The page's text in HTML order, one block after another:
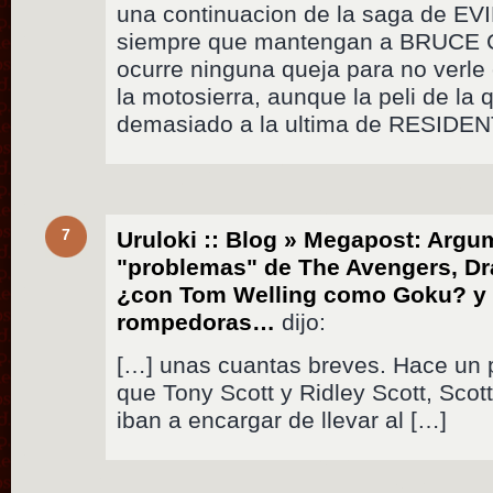
una continuacion de la saga de
siempre que mantengan a BRUCE
ocurre ninguna queja para no
la motosierra, aunque la peli de la
demasiado a la ultima de
7
Uruloki :: Blog » Megapost:
"problemas" de The Avengers,
¿con Tom Welling como Goku?
rompedoras… dijo:
[…] unas cuantas breves. Hace un
que Tony Scott y Ridley Scott,
iban a encargar de llevar al […]